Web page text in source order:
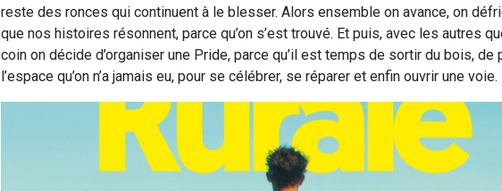
reste des ronces qui continuent à le blesser. Alors ensemble on avance, on
que nos histoires résonnent, parce qu’on s’est trouvé. Et puis, avec les autres
coin on décide d’organiser une Pride, parce qu’il est temps de sortir du bois, de
l’espace qu’on n’a jamais eu, pour se célébrer, se réparer et enfin ouvrir une voie.